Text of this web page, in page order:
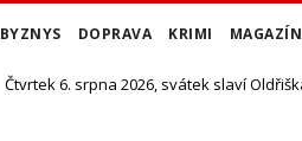
BYZNYS DOPRAVA KRIMI MAGAZÍN
Čtvrtek 6. srpna 2026, svátek slaví